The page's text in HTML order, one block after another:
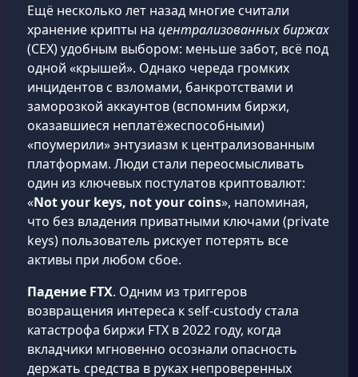
Ещё несколько лет назад многие считали
хранение крипты на централизованных биржах
(CEX) удобным выбором: меньше забот, всё под
одной «крышей». Однако череда громких
инцидентов с взломами, банкротствами и
заморозкой аккаунтов (вспомним биржи,
оказавшиеся неплатёжеспособными)
«поумерили» энтузиазм к централизованным
платформам. Люди стали переосмысливать
один из ключевых постулатов криптовалют:
«Not your keys, not your coins», напоминая,
что без владения приватными ключами (private
keys) пользователь рискует потерять все
активы при любом сбое.
Падение FTX. Одним из триггеров
возвращения интереса к self-custody стала
катастрофа биржи FTX в 2022 году, когда
вкладчики мгновенно осознали опасность
держать средства в руках непроверенных